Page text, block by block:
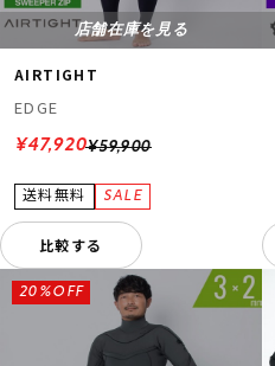
店舗在庫を見る
AIRTIGHT
EDGE
¥59,900
¥47,920
比較する
20%OFF